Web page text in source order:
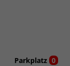
Parkplatz 0